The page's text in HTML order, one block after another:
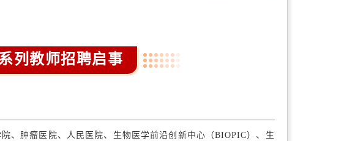
列教师招聘启事
、肿瘤医院、人民医院、生物医学前沿创新中心（BIOPIC）、生